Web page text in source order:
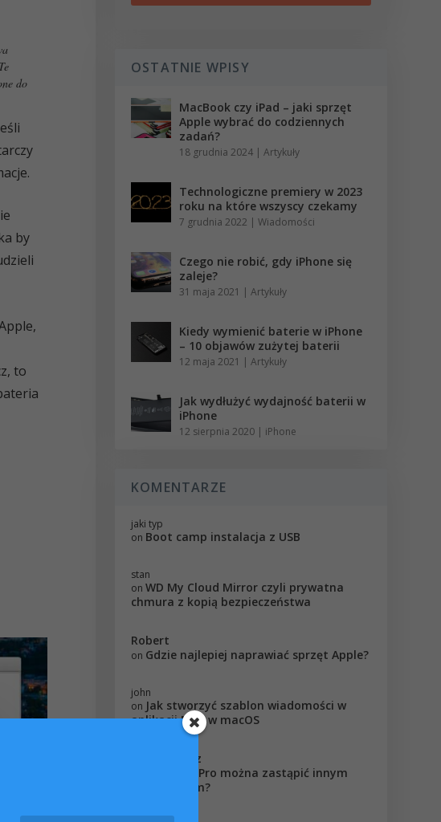
do
by
to
OSTATNIE WPISY
MacBook czy iPad – jaki sprzęt
Apple wybrać do codziennych
zadań?
18 grudnia 2024 | Artykuły
Technologiczne premiery w 2023
roku na które wszyscy czekamy
7 grudnia 2022 | Wiadomości
Czego nie robić, gdy iPhone się
zaleje?
31 maja 2021 | Artykuły
Kiedy wymienić baterie w iPhone
– 10 objawów zużytej baterii
12 maja 2021 | Artykuły
Jak wydłużyć wydajność baterii w
iPhone
12 sierpnia 2020 | iPhone
KOMENTARZE
jaki typ
on Boot camp instalacja z USB
stan
on WD My Cloud Mirror czyli prywatna
chmura z kopią bezpieczeństwa
Robert
on Gdzie najlepiej naprawiać sprzęt Apple?
john
on Jak stworzyć szablon wiadomości w
aplikacji Mail w macOS
AffiliateLabz
Czy iMac Pro można zastąpić innym
komputerem?